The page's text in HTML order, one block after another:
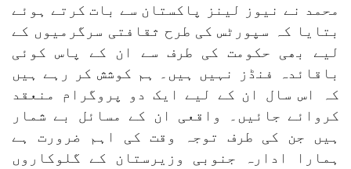
محمد نے نیوز لینز پاکستان سے بات کرتے ہوئے
بتایا کہ سپورٹس کی طرح ثقافتی سرگرمیوں کے
لیے بھی حکومت کی طرف سے ان کے پاس کوئی
باقائدہ فنڈز نہیں ہیں۔ ہم کوشش کر رہے ہیں
کہ اس سال ان کے لیے ایک دو پروگرام منعقد
کروائے جائیں۔ واقعی ان کے مسائل بے شمار
ہیں جن کی طرف توجہ وقت کی اہم ضرورت ہے
ہمارا ادارہ جنوبی وزیرستان کے گلوکاروں